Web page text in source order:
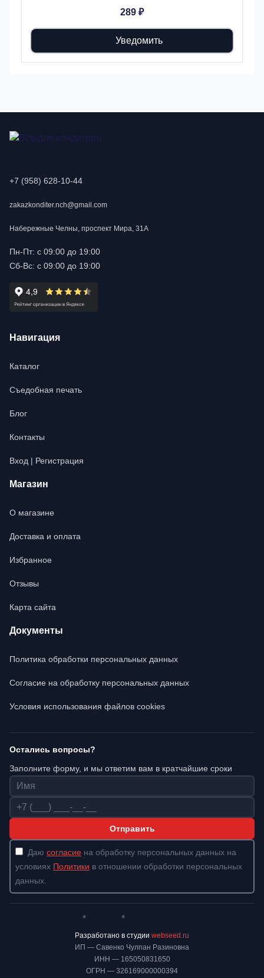
289 ₽
Уведомить
+7 (958) 628-10-44
zakazkonditer.nch@gmail.com
Набережные Челны, проспект Мира, 31А
Пн-Пт: с 09:00 до 19:00
Сб-Вс: с 09:00 до 19:00
Навигация
Каталог
Съедобная печать
Блог
Контакты
Вход | Регистрация
Магазин
О магазине
Доставка и оплата
Избранное
Отзывы
Карта сайта
Документы
Политика обработки персональных данных
Согласие на обработку персональных данных
Условия использования файлов cookies
Остались вопросы?
Заполните форму, и мы ответим вам в кратчайшие сроки
Имя
Телефон
Отправить
Даю согласие на обработку персональных данных на
условиях Политики в отношении обработки персональных
данных.
ИП — Савенко Чулпан Разиновна
ИНН — 165050831650
ОГРН — 326169000000394
* *
Разработано в студии webseed.ru